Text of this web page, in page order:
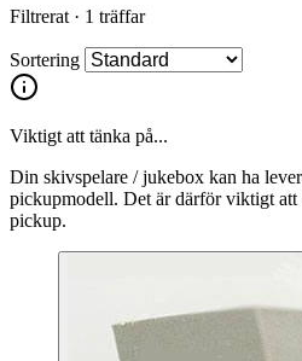
Filtrerat · 1 träffar
Sortering
Viktigt att tänka på...
Din skivspelare / jukebox kan ha
pickupmodell. Det är därför viktigt
pickup.